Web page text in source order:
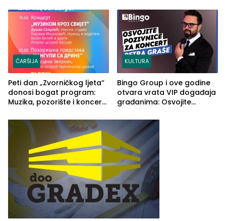
rješenje
ČARŠIJA
Peti dan „Zvorničkog ljeta“
donosi bogat program:
Muzika, pozorište i koncert
KULTURA
Bingo Group i ove godine
otvara vrata VIP događaja
građanima: Osvojite
Graše